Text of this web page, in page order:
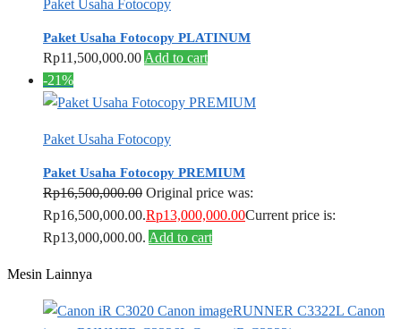
Paket Usaha Fotocopy
Paket Usaha Fotocopy PLATINUM
Rp11,500,000.00 Add to cart
-21%
Paket Usaha Fotocopy
Paket Usaha Fotocopy PREMIUM
Rp16,500,000.00 Original price was:
Rp16,500,000.00.Rp13,000,000.00Current price is:
Rp13,000,000.00. Add to cart
Mesin Lainnya